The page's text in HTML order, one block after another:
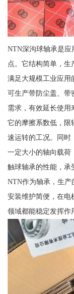
NTN深沟球轴承是
点。它结构简单，
满足大规模工业应用
可生产带防尘盖、带
需求，有效延长使用
它的摩擦系数低，限
速运转的工况。同时
一定大小的轴向载荷
触球轴承的性能，承
NTN作为轴承，生产
安装维护简便，在电
领域都能稳定发挥作